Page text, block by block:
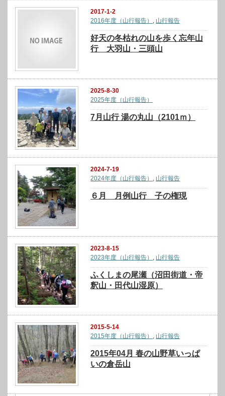
2017-1-2
2016年度（山行報告） , 山行報告
好天の冬枯れの山を歩く忘年山
行 大羽山・三頭山
2025-8-30
2025年度（山行報告）
7月山行 湯の丸山（2101ｍ）
2024-7-19
2024年度（山行報告） , 山行報告
６月 月例山行 子の権現
2023-8-15
2023年度（山行報告）
山行報告
ふくしまの尾瀬（沼田街道・帝
釈山・田代山湿原）
2015-5-14
2015年度（山行報告） , 山行報告
2015年04月 春の山野草いっぱ
いの倉岳山